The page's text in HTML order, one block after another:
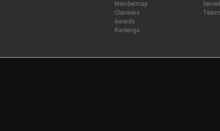
Membermap
Clanwars
Awards
Rankings